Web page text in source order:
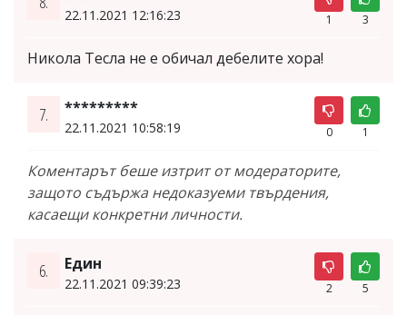
22.11.2021 12:16:23 1 3
Никола Тесла не е обичал дебелите хора!
7. *********
22.11.2021 10:58:19 0 1
Коментарът беше изтрит от модераторите,
защото съдържа недоказуеми твърдения,
касаещи конкретни личности.
6. Един
22.11.2021 09:39:23 2 5